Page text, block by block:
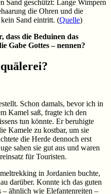
Sand geschützt: Lange Wimpern
die Ohren und die
Sand eintritt. (Quelle)
dass die Beduinen das
Gabe Gottes – nennen?
Schon damals, bevor ich in
Kamel saß, fragte ich den
tun könnte. Er beruhigte
Kamele zu kostbar, um sie
die Herde dennoch erst
sahen sie gut aus und waren
für Touristen.
in Jordanien buchte,
darüber. Konnte ich das guten
– ähnlich wie Elefantenreiten –